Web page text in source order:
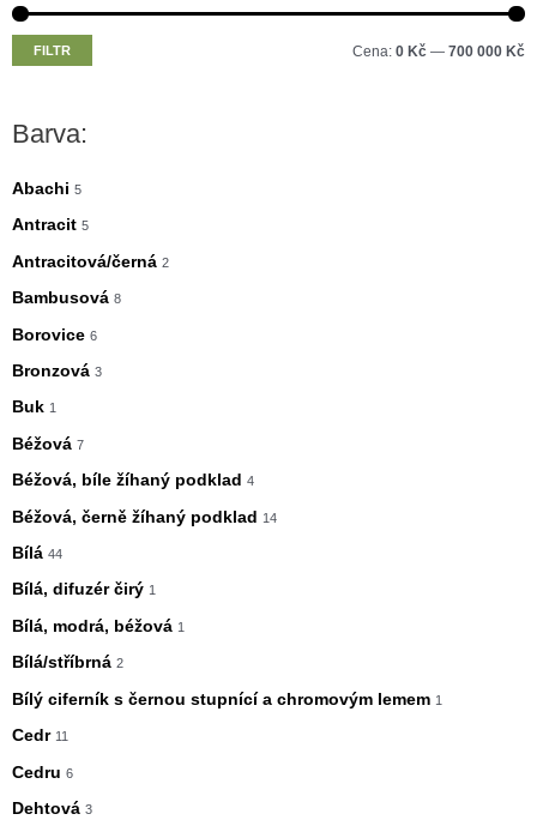
MM
FILTR Cena: 0 Kč — 700 000 Kč
Barva:
Abachi 5
Antracit 5
Antracitová/černá 2
Bambusová 8
Borovice 6
Bronzová 3
Buk 1
Béžová 7
Béžová, bíle žíhaný podklad 4
Béžová, černě žíhaný podklad 14
Bílá 44
Bílá, difuzér čirý 1
Bílá, modrá, béžová 1
Bílá/stříbrná 2
Bílý ciferník s černou stupnící a chromovým lemem 1
Cedr 11
Cedru 6
Dehtová 3